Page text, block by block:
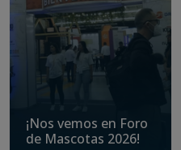
¡Nos vemos en Foro
de Mascotas 2026!